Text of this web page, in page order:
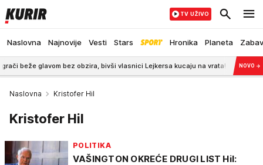
Naslovna Najnovije Vesti Stars Hronika Planeta
TV UŽIVO
glavom bez obzira, bivši vlasnici Lejkersa kucaju na vrata! 7:32 Ovi Srbi su
NOVO →
Naslovna Kristofer Hil
Kristofer Hil
POLITIKA
VAŠINGTON OKREĆE DRUGI LIST Hil: